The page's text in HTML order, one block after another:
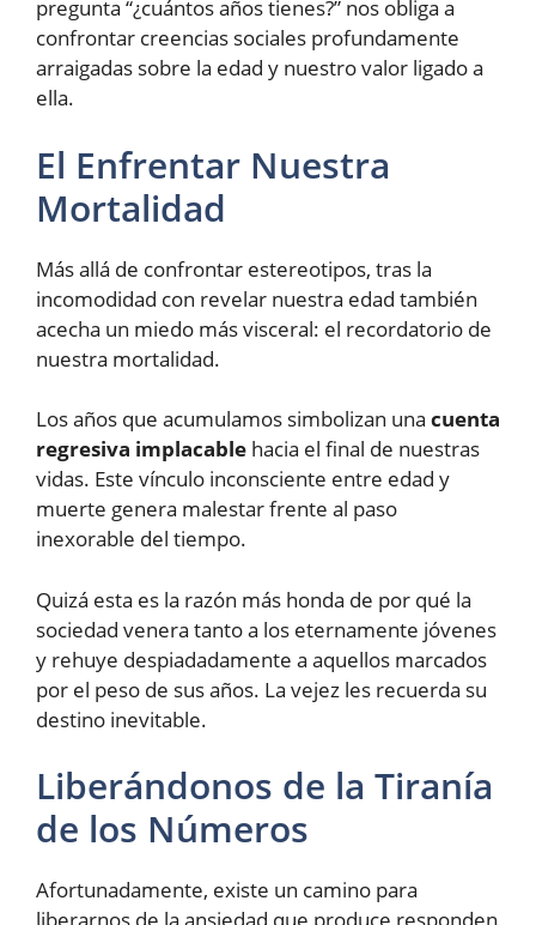
pregunta “¿cuántos años tienes?” nos obliga a
confrontar creencias sociales profundamente
arraigadas sobre la edad y nuestro valor ligado a
ella.
El Enfrentar Nuestra
Mortalidad
Más allá de confrontar estereotipos, tras la
incomodidad con revelar nuestra edad también
acecha un miedo más visceral: el recordatorio de
nuestra mortalidad.
Los años que acumulamos simbolizan una cuenta
regresiva implacable hacia el final de nuestras
vidas. Este vínculo inconsciente entre edad y
muerte genera malestar frente al paso
inexorable del tiempo.
Quizá esta es la razón más honda de por qué la
sociedad venera tanto a los eternamente jóvenes
y rehuye despiadadamente a aquellos marcados
por el peso de sus años. La vejez les recuerda su
destino inevitable.
Liberándonos de la Tiranía
de los Números
Afortunadamente, existe un camino para